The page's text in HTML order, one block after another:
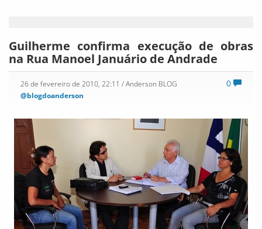
Guilherme confirma execução de obras
na Rua Manoel Januário de Andrade
0
26 de fevereiro de 2010, 22:11 / Anderson BLOG
@blogdoanderson